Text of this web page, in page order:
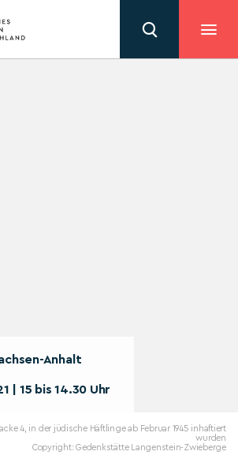
Anhalt
| 15 bis 14.30 Uhr
4, in der jüdische Häftlinge ab Februar 1945 inhaftiert
wurden
Copyright: Gedenkstätte Langenstein-Zwieberge